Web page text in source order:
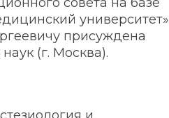
университет»
присуждена
(г. Москва).